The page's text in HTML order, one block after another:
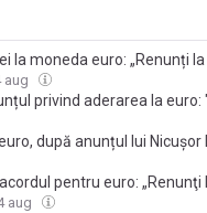
la moneda euro: „Renunți la
aug
privind aderarea la euro:
după anunțul lui Nicușor
pentru euro: „Renunţi
aug